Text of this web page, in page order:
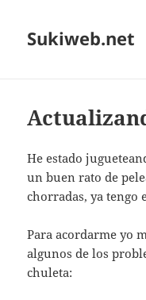
Sukiweb.net
He estado
un buen rato de
chorradas, ya tengo
Para acordarme yo
algunos de los
chuleta: